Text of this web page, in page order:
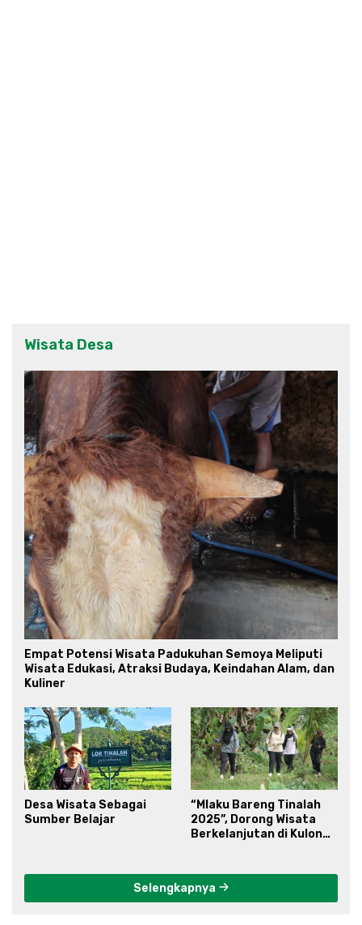
Wisata Desa
Empat Potensi Wisata Padukuhan Semoya Meliputi
Wisata Edukasi, Atraksi Budaya, Keindahan Alam, dan
Kuliner
Desa Wisata Sebagai
Sumber Belajar
“Mlaku Bareng Tinalah
2025”, Dorong Wisata
Berkelanjutan di Kulon
Selengkapnya